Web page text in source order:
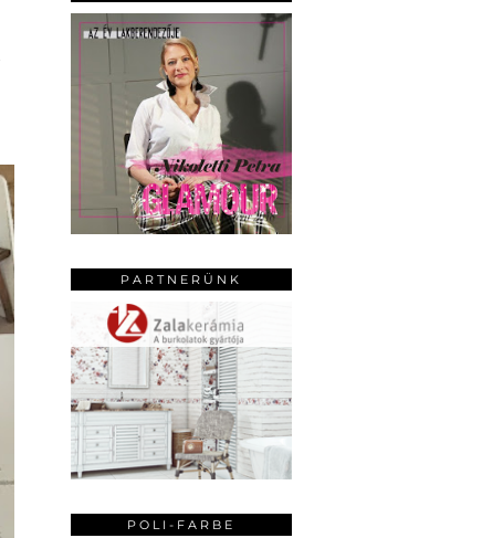
PARTNERÜNK
POLI-FARBE